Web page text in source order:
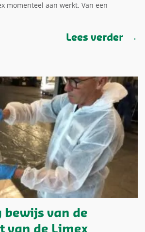
momenteel aan werkt. Van een
Lees verder
bewijs van de